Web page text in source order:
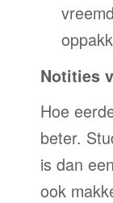
Notities
Hoe
beter.
is dan
ook